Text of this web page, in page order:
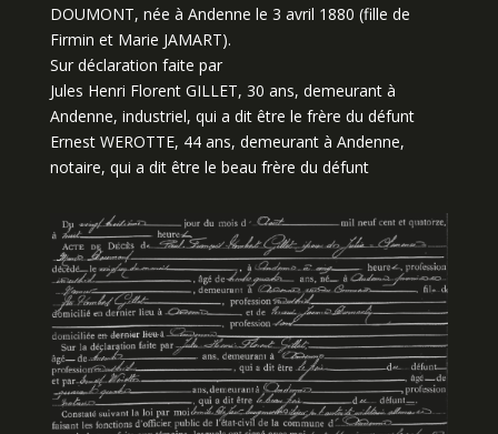
DOUMONT, née à Andenne le 3 avril 1880 (fille de
Firmin et Marie JAMART).
Sur déclaration faite par
Jules Henri Florent GILLET, 30 ans, demeurant à
Andenne, industriel, qui a dit être le frère du défunt
Ernest WEROTTE, 44 ans, demeurant à Andenne,
notaire, qui a dit être le beau frère du défunt